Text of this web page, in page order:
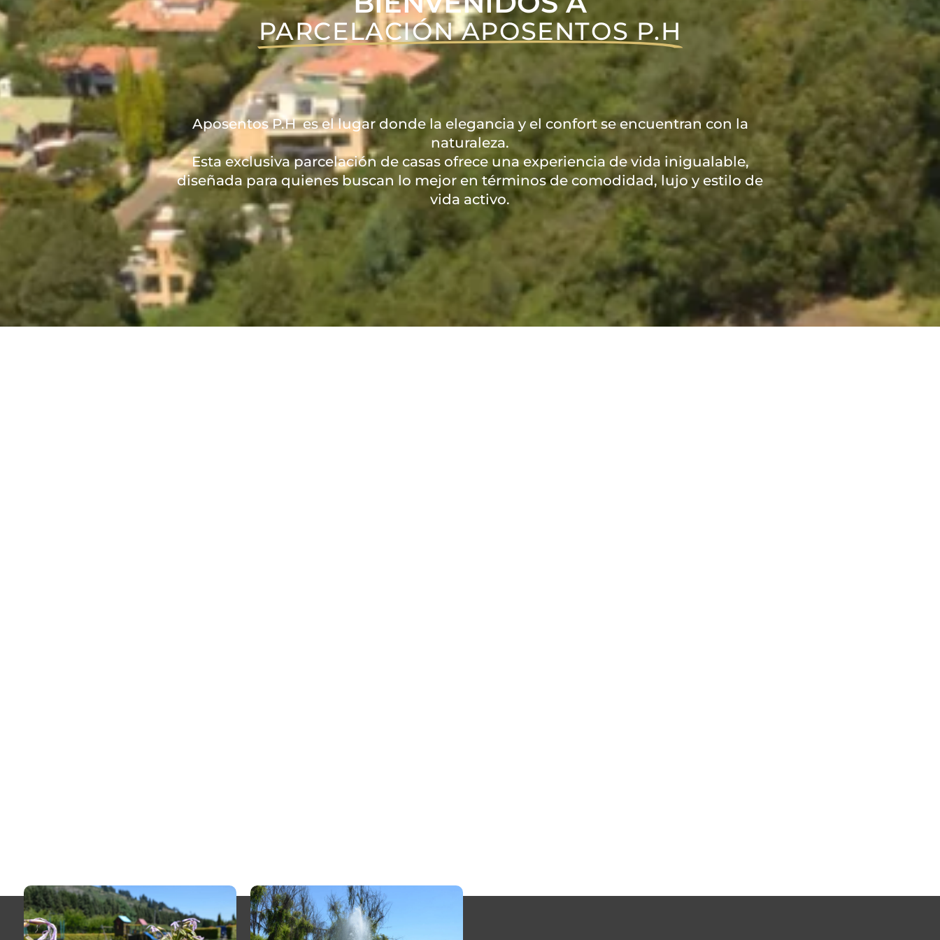
PARCELACIÓN APOSENTOS P.H
Aposentos P.H es el lugar donde la elegancia y el confort se encuentran con la
naturaleza.
Esta exclusiva parcelación de casas ofrece una experiencia de vida inigualable,
diseñada para quienes buscan lo mejor en términos de comodidad, lujo y estilo de
vida activo.